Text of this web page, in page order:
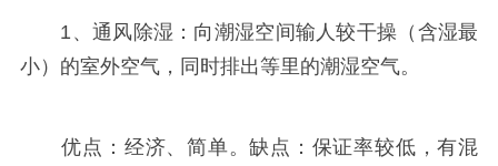
1、通风除湿：向潮湿空间输人较干操（含湿最
小）的室外空气，同时排出等里的潮湿空气。
优点：经济、简单。缺点：保证率较低，有混